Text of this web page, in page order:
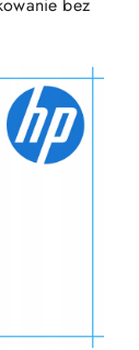
bez